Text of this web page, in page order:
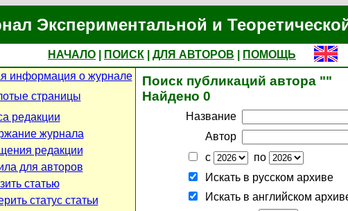
Экспериментальной и
НАЧАЛО ПОИСК ДЛЯ АВТОРОВ
ПОМОЩЬ
информация о журнале
страницы
редакции
журнала
редакции
для авторов
статью
статус статьи
Поиск публикаций автора ""
Найдено 0
Название
Автор
с
по
Искать в русском архиве
Искать в английском